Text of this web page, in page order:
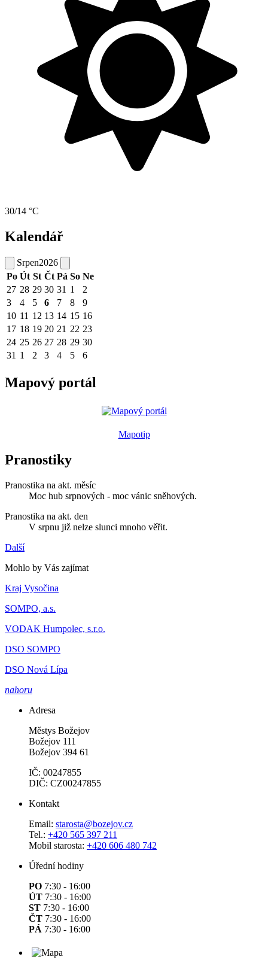
30/14 °C
Kalendář
Srpen2026
Po Út St Čt Pá So Ne
27 28 29 30 31 1
2
3
4 5 6 7 8
9
10 11 12 13 14 15 16
17 18 19 20 21 22 23
24 25 26 27 28 29 30
31 1 2 3 4 5 6
Mapový portál
Mapotip
Pranostiky
Pranostika na akt. měsíc
Moc hub srpnových - moc vánic sněhových.
Pranostika na akt. den
V srpnu již nelze slunci mnoho věřit.
Další
Mohlo by Vás zajímat
Kraj Vysočina
SOMPO, a.s.
VODAK Humpolec, s.r.o.
DSO SOMPO
DSO Nová Lípa
nahoru
Adresa
Městys Božejov
Božejov 111
Božejov 394 61
IČ: 00247855
DIČ: CZ00247855
Kontakt
Email: starosta@bozejov.cz
Tel.: +420 565 397 211
Mobil starosta: +420 606 480 742
Úřední hodiny
PO 7:30 - 16:00
ÚT 7:30 - 16:00
ST 7:30 - 16:00
ČT 7:30 - 16:00
PÁ 7:30 - 16:00